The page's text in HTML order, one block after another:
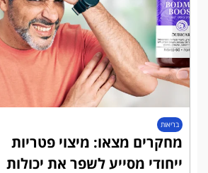
בריאות
מחקרים מצאו: מיצוי פטריות
ייחודי מסייע לשפר את יכולות